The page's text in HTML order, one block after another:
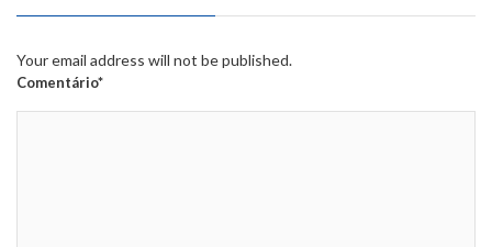
Your email address will not be published.
Comentário*